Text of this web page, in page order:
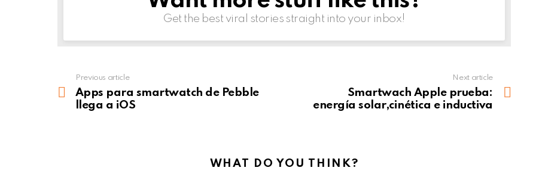
Get the best viral stories straight into your inbox!
more
Previous article
Apps para smartwatch de Pebble
llega a iOS
Next article
Smartwach Apple prueba:
energía solar,cinética e inductiva
WHAT DO YOU THINK?